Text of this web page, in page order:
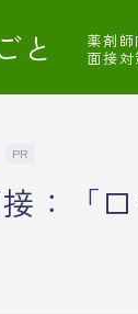
と
薬剤
面接
PR
：「